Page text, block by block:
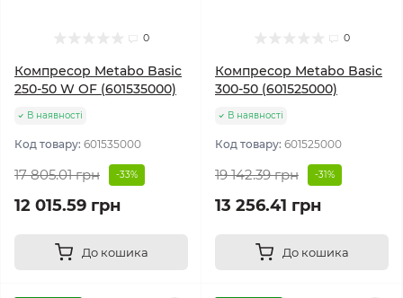
0
Компресор Metabo Basic
250-50 W OF (601535000)
В наявності
Код товару: 601535000
17 805.01 грн -33%
12 015.59 грн
До кошика
0
Компресор Metabo Basic
300-50 (601525000)
В наявності
Код товару: 601525000
19 142.39 грн -31%
13 256.41 грн
До кошика